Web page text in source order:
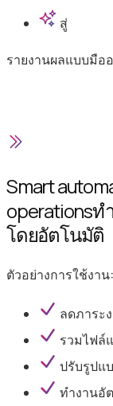
สู่
รายงานผลแบบมือ
Smart
operationsท
โดยอัตโนมัติ
ตัวอย่างการใช้งาน:
ลดภาระ
รวมไฟล์
ปรับรูปแ
ทำงานอั